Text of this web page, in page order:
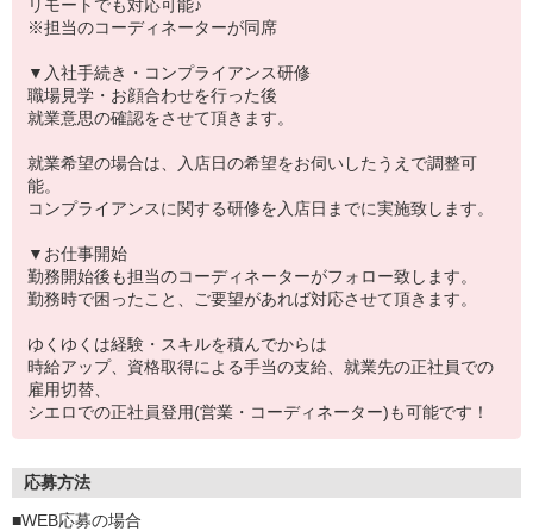
リモートでも対応可能♪
※担当のコーディネーターが同席
▼入社手続き・コンプライアンス研修
職場見学・お顔合わせを行った後
就業意思の確認をさせて頂きます。
就業希望の場合は、入店日の希望をお伺いしたうえで調整可
能。
コンプライアンスに関する研修を入店日までに実施致します。
▼お仕事開始
勤務開始後も担当のコーディネーターがフォロー致します。
勤務時で困ったこと、ご要望があれば対応させて頂きます。
ゆくゆくは経験・スキルを積んでからは
時給アップ、資格取得による手当の支給、就業先の正社員での
雇用切替、
シエロでの正社員登用(営業・コーディネーター)も可能です！
応募方法
■WEB応募の場合